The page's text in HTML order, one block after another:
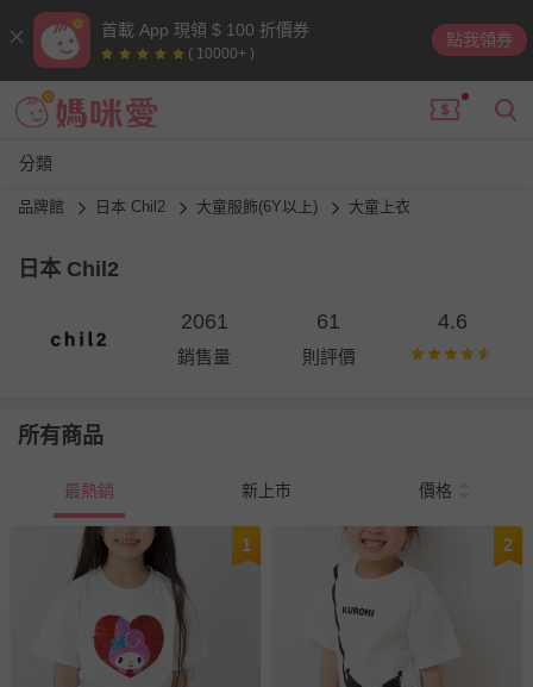
首載 App 現領 $ 100 折價券
( 10000+ )
點我領券
分類
品牌館 日本 Chil2 大童服飾(6Y以上) 大童上衣
日本 Chil2
2061
銷售量
61
則評價
4.6
所有商品
最熱銷 新上市 價格
1 2